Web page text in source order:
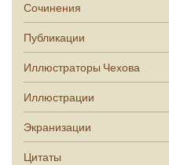
Сочинения
Публикации
Иллюстраторы Чехова
Иллюстрации
Экранизации
Цитаты